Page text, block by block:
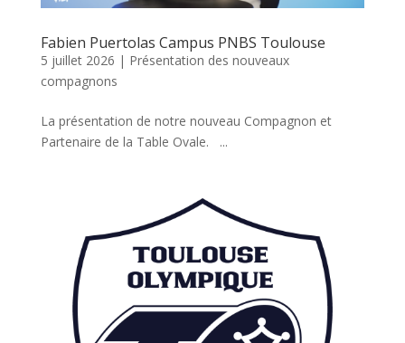
Fabien Puertolas Campus PNBS Toulouse
5 juillet 2026 | Présentation des nouveaux
compagnons
La présentation de notre nouveau Compagnon et
Partenaire de la Table Ovale. ...